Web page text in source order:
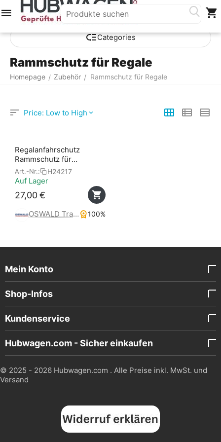
Сategories
Rammschutz für Regale
Homepage / Zubehör / Rammschutz für Regale
Price: Low to High
Regalanfahrschutz
Rammschutz für
Holmbreite 76 - 120 mm,
Höhe 600 mm
Art.-Nr.: H24217
Auf Lager
27,00 €
OSWALD Transportgeräte 100%
Mein Konto
Shop-Infos
Kundenservice
Hubwagen.com - Sicher einkaufen
© 2025 - 2026 Hubwagen.com . Alle Preise inkl. MwSt. und
Versand
Menü